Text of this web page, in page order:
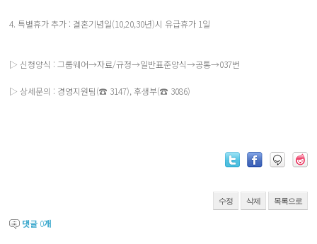
4. 특별휴가 추가 : 결혼기념일(10,20,30년)시 유급휴가 1일
▷ 신청양식 : 그룹웨어→자료/규정→일반표준양식→공통→037번
▷ 상세문의 : 경영지원팀(☎ 3147), 후생부(☎ 3086)
수정 삭제 목록으로
댓글 0개